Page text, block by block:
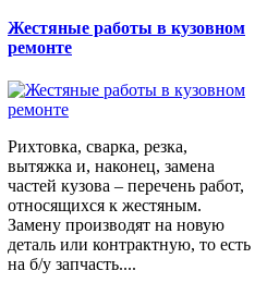
Жестяные работы в кузовном
ремонте
Рихтовка, сварка, резка,
вытяжка и, наконец, замена
частей кузова – перечень работ,
относящихся к жестяным.
Замену производят на новую
деталь или контрактную, то есть
на б/у запчасть....